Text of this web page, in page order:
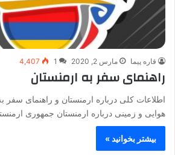
قاره پیما مارس 2, 2020 1
4,407
راهنمای سفر به ارمنستان
اطلاعات کلی درباره ارمنستان و راهنمای سفر
هوایی و زمینی درباره ارمنستان جمهوری
بیشتر بخوانید »